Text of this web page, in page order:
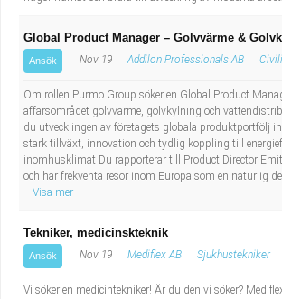
Global Product Manager – Golvvärme &
Ansök Nov 19 Addilon Professionals AB
Om rollen Purmo Group söker en Global Product
affärsområdet golvvärme, golvkylning och
du utvecklingen av företagets globala produktportfölj
stark tillväxt, innovation och tydlig koppling till
inomhusklimat Du rapporterar till Product Director
och har frekventa resor inom Europa som en naturlig
Visa mer
Tekniker, medicinskteknik
Ansök Nov 19 Mediflex AB Sjukhustekniker
Vi söker en medicintekniker! Är du den vi söker?